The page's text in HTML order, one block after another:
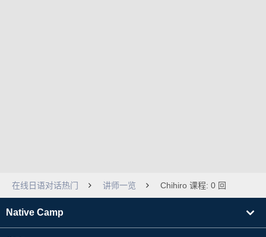
在线日语对话热门 讲师一览 Chihiro 课程: 0 回
Native Camp